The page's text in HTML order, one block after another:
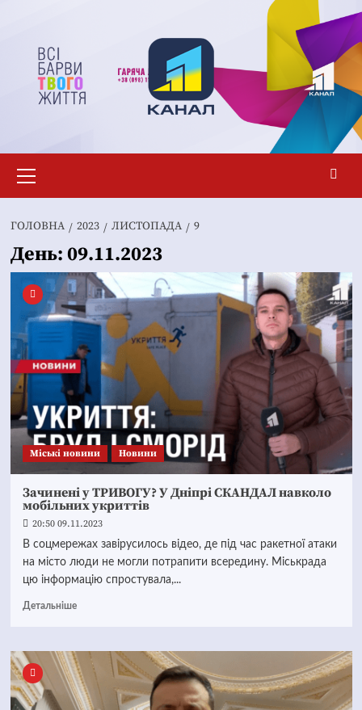
вмісту
меню
ГОЛОВНА 2023 ЛИСТОПАДА 9
День: 09.11.2023
Mіські новини Новини
Зачинені у ТРИВОГУ? У Дніпрі СКАНДАЛ навколо
мобільних укриттів
20:50 09.11.2023
В соцмережах завірусилось відео, де під час ракетної атаки
на місто люди не могли потрапити всередину. Міськрада
цю інформацію спростувала,...
Детальніше